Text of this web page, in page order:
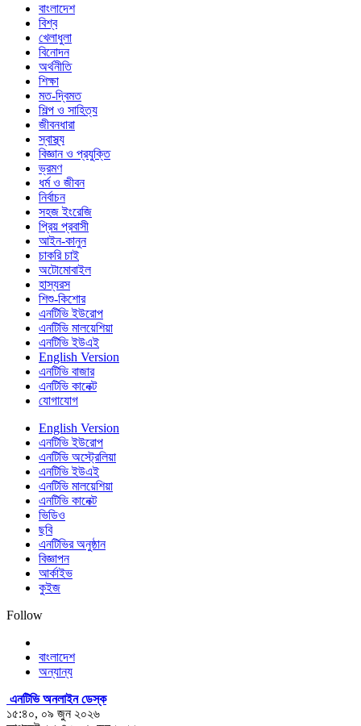
বাংলাদেশ
বিশ্ব
খেলাধুলা
বিনোদন
অর্থনীতি
শিক্ষা
মত-দ্বিমত
শিল্প ও সাহিত্য
জীবনধারা
স্বাস্থ্য
বিজ্ঞান ও প্রযুক্তি
ভ্রমণ
ধর্ম ও জীবন
নির্বাচন
সহজ ইংরেজি
প্রিয় প্রবাসী
আইন-কানুন
চাকরি চাই
অটোমোবাইল
হাস্যরস
শিশু-কিশোর
এনটিভি ইউরোপ
এনটিভি মালয়েশিয়া
এনটিভি ইউএই
English Version
এনটিভি বাজার
এনটিভি কানেক্ট
যোগাযোগ
English Version
এনটিভি ইউরোপ
এনটিভি অস্ট্রেলিয়া
এনটিভি ইউএই
এনটিভি মালয়েশিয়া
এনটিভি কানেক্ট
ভিডিও
ছবি
এনটিভির অনুষ্ঠান
বিজ্ঞাপন
আর্কাইভ
কুইজ
Follow
বাংলাদেশ
অন্যান্য
এনটিভি অনলাইন ডেস্ক
১৫:৪০, ০৯ জুন ২০২৬